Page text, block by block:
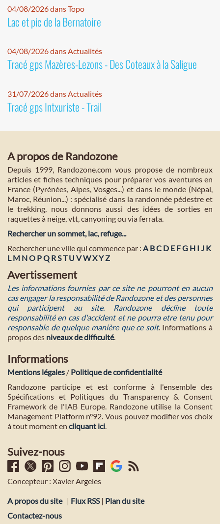
04/08/2026 dans Topo
Lac et pic de la Bernatoire
04/08/2026 dans Actualités
Tracé gps Mazères-Lezons - Des Coteaux à la Saligue
31/07/2026 dans Actualités
Tracé gps Intxuriste - Trail
A propos de Randozone
Depuis 1999, Randozone.com vous propose de nombreux
articles et fiches techniques pour préparer vos aventures en
France (Pyrénées, Alpes, Vosges...) et dans le monde (Népal,
Maroc, Réunion...) : spécialisé dans la randonnée pédestre et
le trekking, nous donnons aussi des idées de sorties en
raquettes à neige, vtt, canyoning ou via ferrata.
Rechercher un sommet, lac, refuge...
Rechercher une ville qui commence par : A BC D E FG H I J K
L M NO PQ RST U VWXYZ
Avertissement
Les informations fournies par ce site ne pourront en aucun
cas engager la responsabilité de Randozone et des personnes
qui participent au site. Randozone décline toute
responsabilité en cas d'accident et ne pourra etre tenu pour
responsable de quelque manière que ce soit. Informations à
propos des niveaux de difficulté.
Informations
Mentions légales / Politique de confidentialité
Randozone participe et est conforme à l'ensemble des
Spécifications et Politiques du Transparency & Consent
Framework de l'IAB Europe. Randozone utilise la Consent
Management Platform n°92. Vous pouvez modifier vos choix
à tout moment en cliquant ici.
Suivez-nous
Concepteur : Xavier Argeles
A propos du site | Flux RSS| Plan du site
Contactez-nous